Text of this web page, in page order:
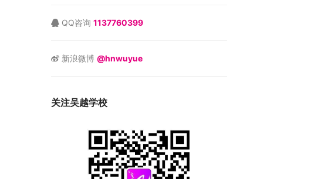
QQ咨询 1137760399
新浪微博 @hnwuyue
关注吴越学校